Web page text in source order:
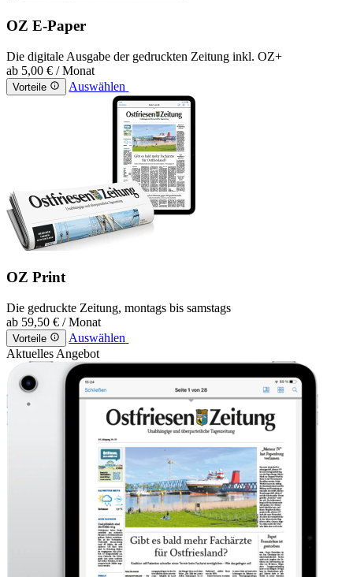
OZ E-Paper
Die digitale Ausgabe der gedruckten Zeitung inkl. OZ+
ab 5,00 € / Monat
Vorteile Auswählen
OZ Print
Die gedruckte Zeitung, montags bis samstags
ab 59,50 € / Monat
Vorteile
Auswählen
Aktuelles Angebot